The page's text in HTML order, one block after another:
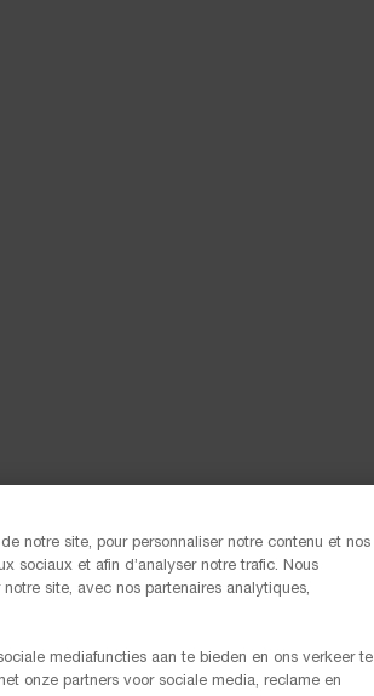
notre site, pour personnaliser notre contenu et nos
sociaux et afin d’analyser notre trafic. Nous
site, avec nos partenaires analytiques,
mediafuncties aan te bieden en ons verkeer te
onze partners voor sociale media, reclame en